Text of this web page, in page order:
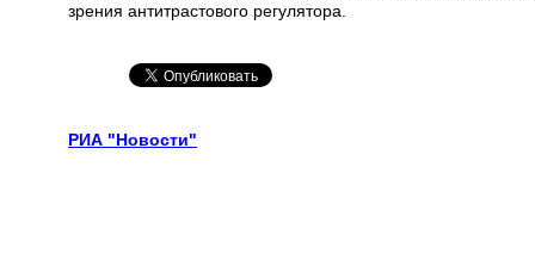
зрения антитрастового регулятора.
РИА "Новости"